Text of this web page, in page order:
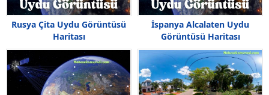
Rusya Çita Uydu Görüntüsü
Haritası
İspanya Alcalaten Uydu
Görüntüsü Haritası